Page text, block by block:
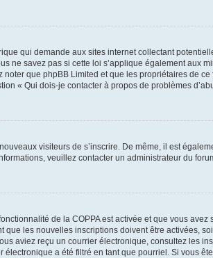
qui demande aux sites internet collectant
savez pas si cette loi s’applique également aux
que phpBB Limited et que les propriétaires de
« Qui dois-je contacter à propos de problèmes
visiteurs de s’inscrire. De même, il est
veuillez contacter un administrateur du
de la COPPA est activée et que vous
les nouvelles inscriptions doivent être activées,
aviez reçu un courrier électronique, consultez les
a été filtré en tant que pourriel. Si vous